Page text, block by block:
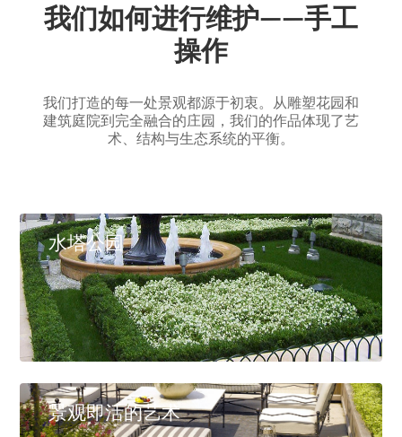
我们如何进行维护——手工
操作
我们打造的每一处景观都源于初衷。从雕塑花园和
建筑庭院到完全融合的庄园，我们的作品体现了艺
术、结构与生态系统的平衡。
水塔公园
景观即活的艺术